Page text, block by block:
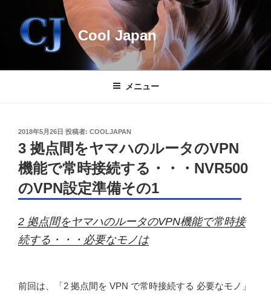
Cool Japan
メニュー
投
稿
日:
2018年5月26日 投稿者: COOLJAPAN
3 拠点間をヤマハのルータのVPN
機能で常時接続する・・・NVR500
のVPN設定準備その1
2 拠点間をヤマハのルータのVPN機能で常時接
続する・・・必要なモノは
前回は、「2 拠点間を VPN で常時接続する 必要なモノ」